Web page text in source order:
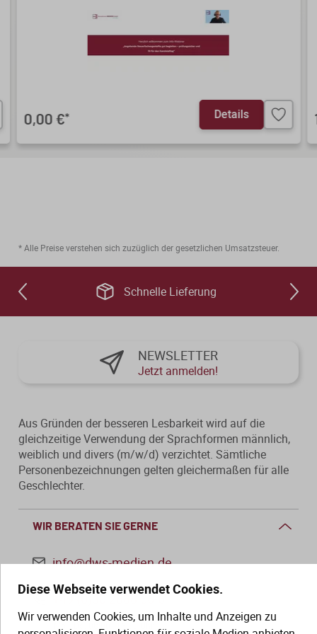
Diese Webseite verwendet Cookies.
Wir verwenden Cookies, um Inhalte und Anzeigen zu
0,00 €* Details
* Alle Preise verstehen sich zuzüglich der gesetzlichen Umsatzsteuer.
Schnelle Lieferung
WIR BERATEN SIE GERNE
info@dws-medien.de
+49 (0)30 2888 56-6
Mo.–Do. 08:00–16:00 Uhr
NEWSLETTER
Jetzt anmelden!
Aus Gründen der besseren Lesbarkeit wird auf die
gleichzeitige Verwendung der Sprachformen männlich,
weiblich und divers (m/w/d) verzichtet. Sämtliche
Personenbezeichnungen gelten gleichermaßen für alle
Geschlechter.